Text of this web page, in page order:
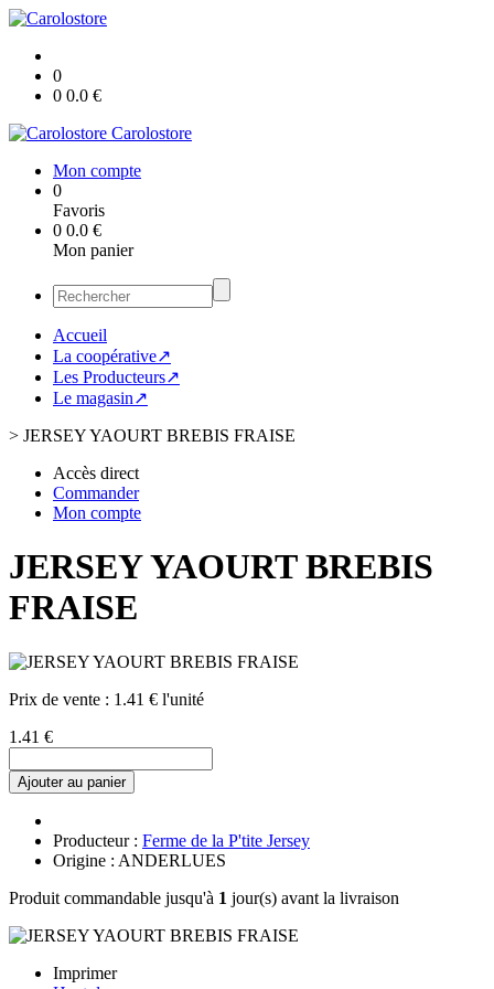
0
0 0.0 €
Carolostore
Mon compte
0
Favoris
0 0.0 €
Mon panier
Accueil
La coopérative↗
Les Producteurs↗
Le magasin↗
> JERSEY YAOURT BREBIS FRAISE
Accès direct
Commander
Mon compte
JERSEY YAOURT BREBIS
FRAISE
Prix de vente : 1.41 € l'unité
1.41 €
Ajouter au panier
Producteur : Ferme de la P'tite Jersey
Origine : ANDERLUES
Produit commandable jusqu'à 1 jour(s) avant la livraison
Imprimer